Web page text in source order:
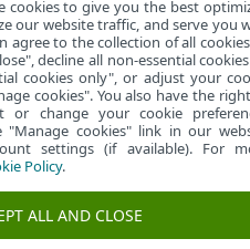
дії
cookies to give you the best
our website traffic, and serve you
agree to the collection of all
decline all non-essential
cookies only", or adjust your
cookies". You also have the
or change your cookie
cookies" link in our
settings (if available). For
Policy.
ALL AND CLOSE